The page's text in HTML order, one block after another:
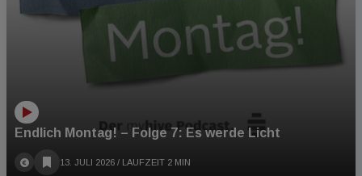
Endlich Montag! – Folge 7: Es werde Licht
13. JULI 2026 / LAUFZEIT 2 MIN